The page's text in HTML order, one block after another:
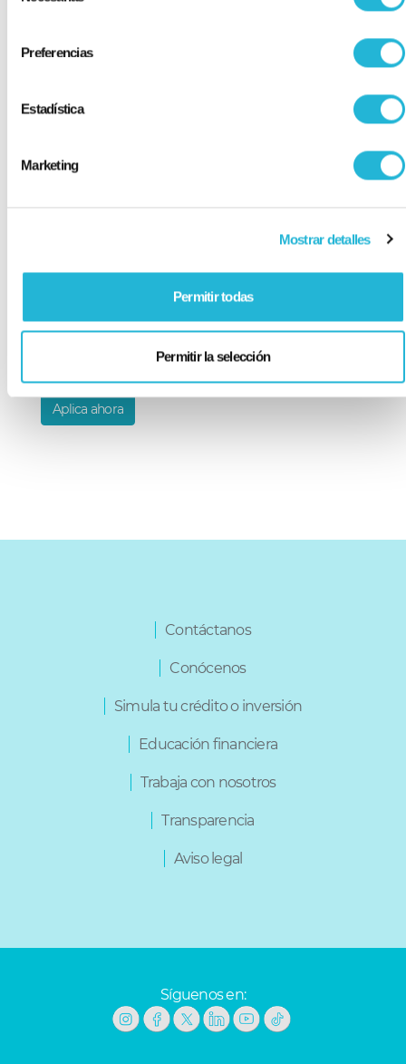
Preferencias
Estadística
Marketing
Mostrar detalles
Permitir todas
Permitir la selección
a plazo fijo?
plazo fijo a nombre de un menor de edad?
Conoce la Resolución de Certificados de
Aplica ahora
Contáctanos
Conócenos
Simula tu crédito o inversión
Educación financiera
Trabaja con nosotros
Transparencia
Aviso legal
Síguenos en: